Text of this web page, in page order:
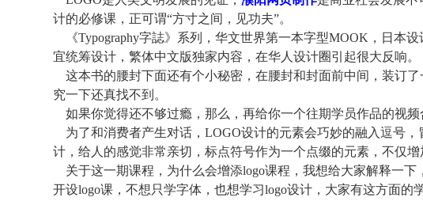
计的必修课，正可谓“方寸之间，见功夫”。
《Typography字誌》系列，华文世界第一本字型MOOK，日本
宜统筹设计，繁体中文版独家内容，在华人设计圈引起很大反响。
这本书的腰封下面还有个小秘密，在腰封和封面前中间，装订
究一下还真找不到。
如果你觉得还不够过瘾，那么，再给你一个往期学员作品的视频
为了和消费者产生对话，LOGO设计的元素会巧妙的融入逗号
计，给人的感觉非常亲切，标点符号作为一个点缀的元素，不仅
关于这一期课程，为什么会增添logo课程，我想给大家解释一
开设logo课，不想只学字体，也想学习logo设计，大家有这方面